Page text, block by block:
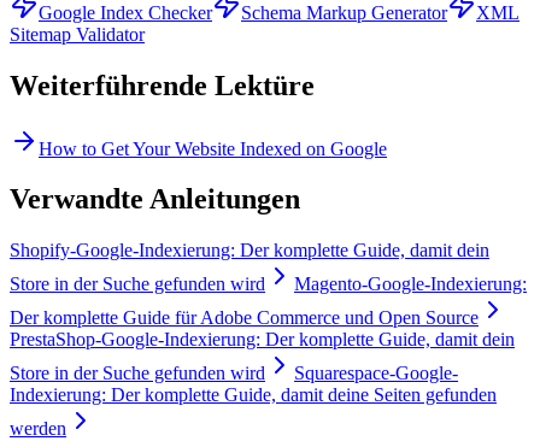
Google Index Checker Schema Markup Generator
XML
Sitemap Validator
Weiterführende Lektüre
How to Get Your Website Indexed on Google
Verwandte Anleitungen
Shopify-Google-Indexierung: Der komplette Guide, damit dein
Store in der Suche gefunden wird
Magento-Google-Indexierung:
Der komplette Guide für Adobe Commerce und Open Source
PrestaShop-Google-Indexierung: Der komplette Guide, damit dein
Store in der Suche gefunden wird
Squarespace-Google-
Indexierung: Der komplette Guide, damit deine Seiten gefunden
werden